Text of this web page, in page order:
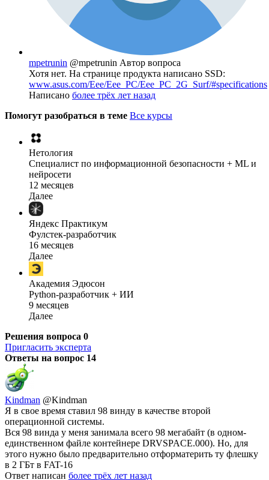
mpetrunin @mpetrunin Автор вопроса
Хотя нет. На странице продукта написано SSD:
www.asus.com/Eee/Eee_PC/Eee_PC_2G_Surf/#specifications
Написано более трёх лет назад
Помогут разобраться в теме Все курсы
Нетология
Специалист по информационной безопасности + ML и
нейросети
12 месяцев
Далее
Яндекс Практикум
Фулстек-разработчик
16 месяцев
Далее
Академия Эдюсон
Python-разработчик + ИИ
9 месяцев
Далее
Решения вопроса 0
Пригласить эксперта
Ответы на вопрос 14
Kindman @Kindman
Я в свое время ставил 98 винду в качестве второй
операционной системы.
Вся 98 винда у меня занимала всего 98 мегабайт (в одном-
единственном файле контейнере DRVSPACE.000). Но, для
этого нужно было предварительно отформатерить ту флешку
в 2 ГБт в FAT-16
Ответ написан более трёх лет назад